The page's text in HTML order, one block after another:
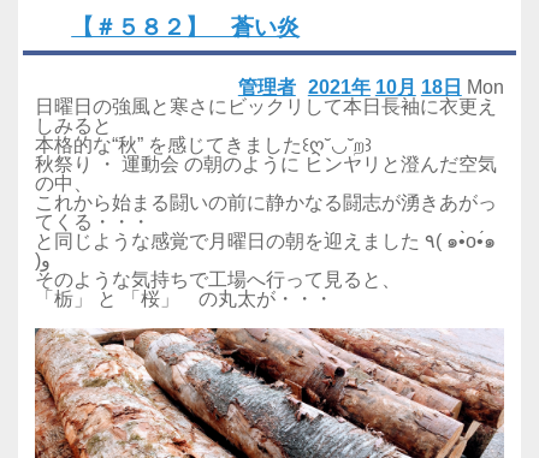
【＃５８２】 蒼い炎
2021年 10月 18日 Mon
管理者
日曜日の強風と寒さにビックリして本日長袖に衣更え
しみると
本格的な“秋” を感じてきました꒰ღ˘◡˘ற꒱
秋祭り ・ 運動会 の朝のように ヒンヤリと澄んだ空気
の中、
これから始まる闘いの前に静かなる闘志が湧きあがっ
てくる・・・
と同じような感覚で月曜日の朝を迎えました ٩( ๑•̀o•́๑
)و
そのような気持ちで工場へ行って見ると、
「栃」 と 「桜」 の丸太が・・・